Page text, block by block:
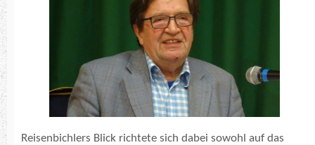
Reisenbichlers Blick richtete sich dabei sowohl auf das